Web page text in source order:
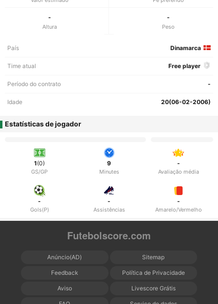
-
Altura
-
Peso
País Dinamarca
Time atual Free player
Período do contrato -
Idade 20(06-02-2006)
Estatísticas de jogador
1(0)
GS/GP
9
Minutes
-
Avaliação média
-
Gols(P)
-
Assistências
-
Amarelo/Vermelho
Futebolscore.com
Anúncio(AD) Sitemap
Feedback Política de Privacidade
Aviso Livescore Grátis